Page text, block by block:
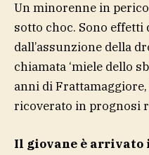
Un minorenne in
sotto choc. Sono
dall’assunzione della
chiamata ‘miele dello
anni di
ricoverato in prognosi
Il giovane è arrivato